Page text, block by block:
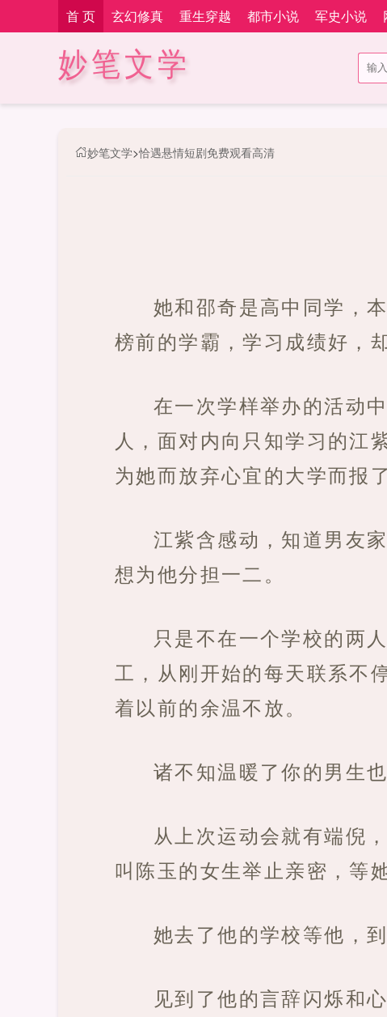
首 页 玄幻修真 重生穿越 都市小说 军史小说
妙笔文学
妙笔文学>恰遇悬情短剧免费观看高清
她和邵奇是高中同学，
榜前的学霸，学习成绩好，
在一次学样举办的活动
人，面对内向只知学习的江
为她而放弃心宜的大学而报
江紫含感动，知道男友
想为他分担一二。
只是不在一个学校的两
工，从刚开始的每天联系不
着以前的余温不放。
诸不知温暖了你的男生
从上次运动会就有端倪
叫陈玉的女生举止亲密，等
她去了他的学校等他，到
见到了他的言辞闪烁和心